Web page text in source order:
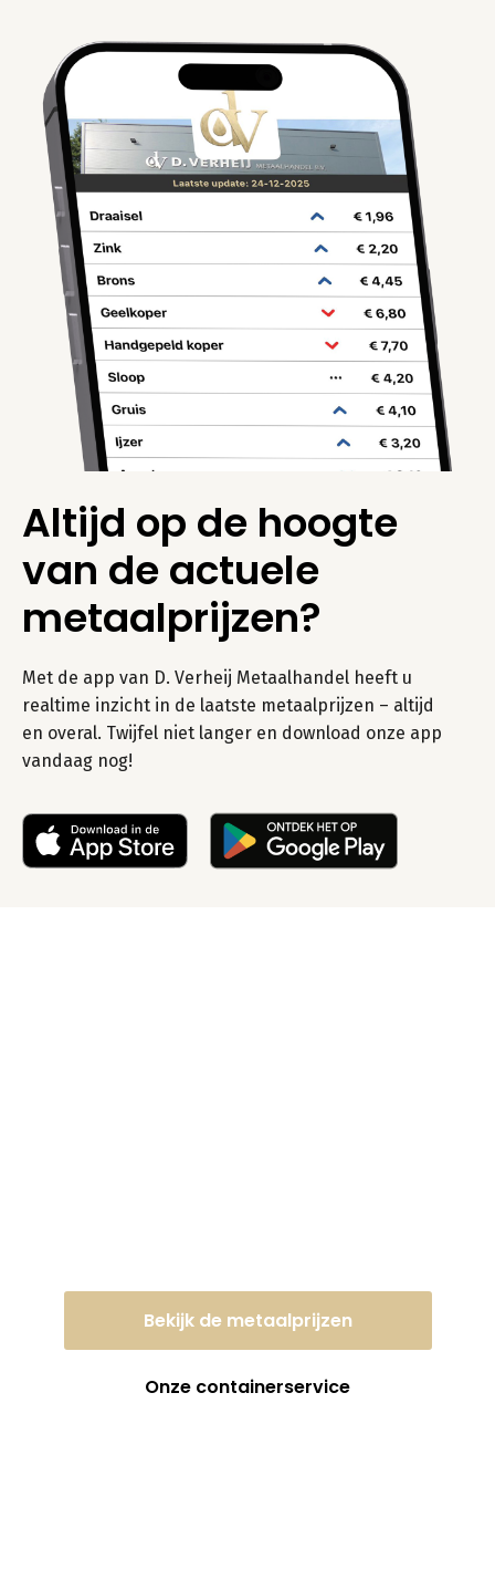
Altijd op de hoogte
van de actuele
metaalprijzen?
Met de app van D. Verheij Metaalhandel heeft u
realtime inzicht in de laatste metaalprijzen – altijd
en overal. Twijfel niet langer en download onze app
vandaag nog!
Bekijk de metaalprijzen
Onze containerservice